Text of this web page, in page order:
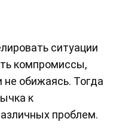
ситуации
компромиссы,
не обижаясь. Тогда
к
проблем.